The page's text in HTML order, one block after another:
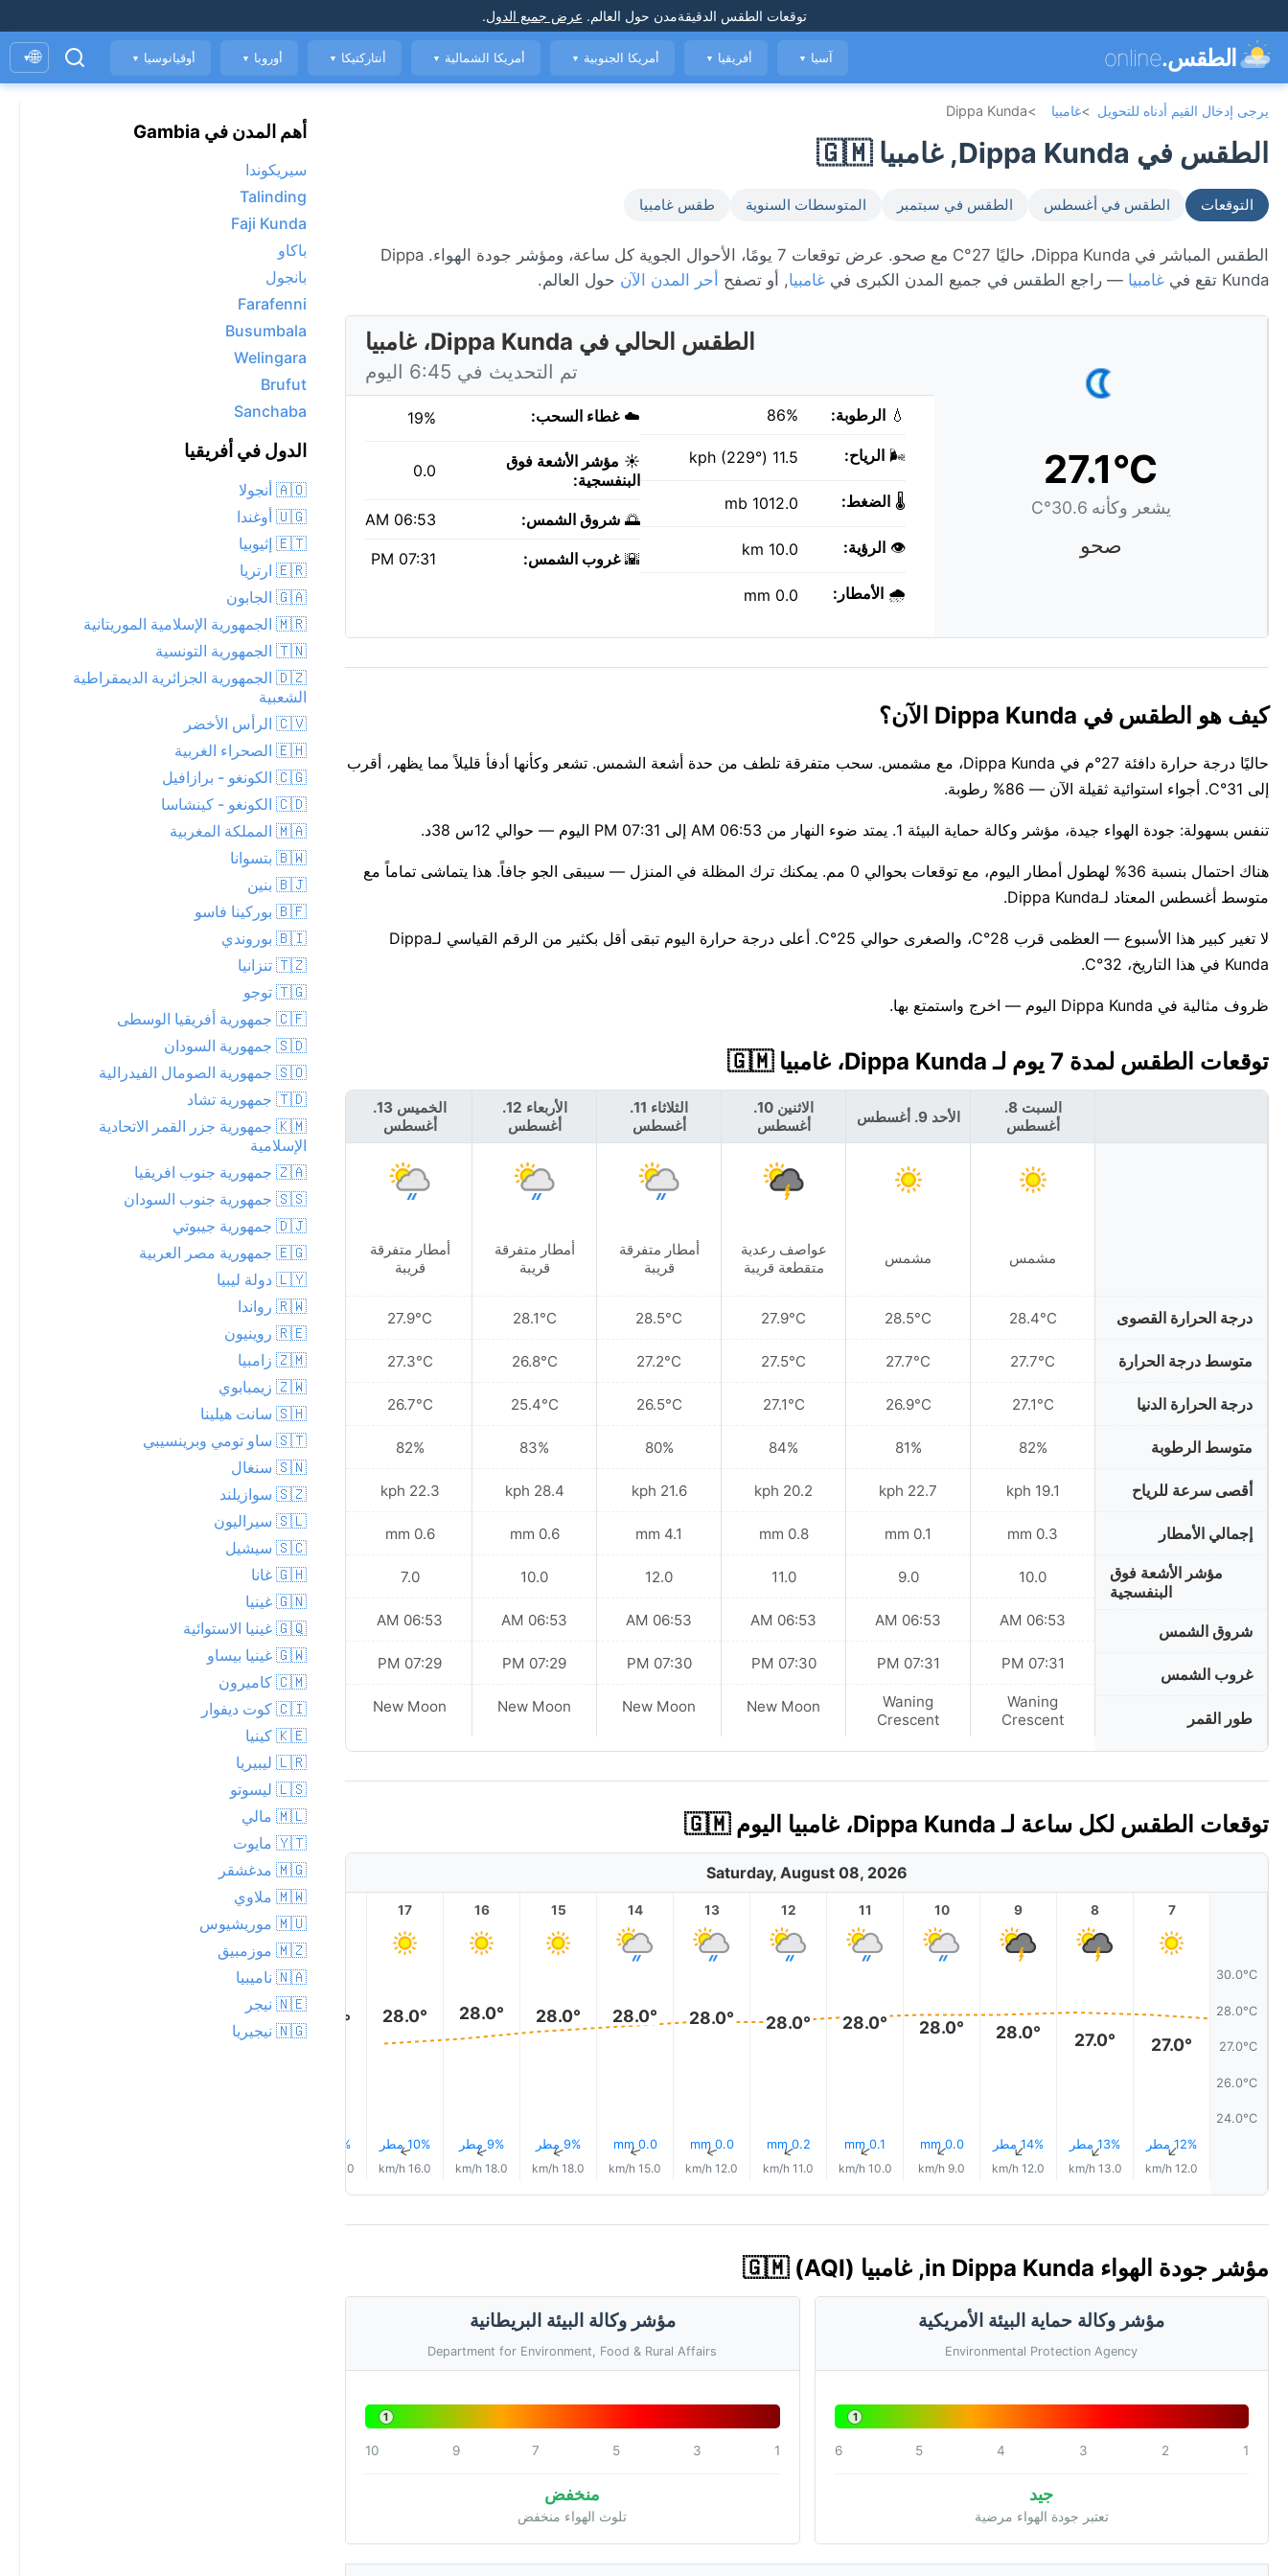
توقعات الطقس الدقيقةمدن حول العالم. عرض جميع الدول.
الطقس.online آسيا ▼ أفريقيا ▼ أمريكا الجنوبية ▼ أمريكا الشمالية ▼ أنتاركتيكا ▼ أوروبا ▼ أوقيانوسيا ▼
🌐
▾
يرجى إدخال القيم أدناه للتحويل >غامبيا >
Dippa Kunda
الطقس في Dippa Kunda, غامبيا 🇬🇲
التوقعات الطقس في أغسطس الطقس في سبتمبر المتوسطات السنوية طقس غامبيا
الطقس المباشر في Dippa Kunda، حاليًا 27°C مع صحو. عرض توقعات 7 يومًا، الأحوال الجوية كل ساعة، ومؤشر جودة الهواء. Dippa
Kunda تقع في
غامبيا — راجع الطقس في جميع المدن الكبرى في غامبيا, أو تصفح أحر المدن الآن حول العالم.
27.1°C
يشعر وكأنه 30.6°C
صحو
الطقس الحالي في Dippa Kunda، غامبيا
تم التحديث في 6:45 اليوم
💧 الرطوبة: 86%
🌬️ الرياح: 11.5 kph (229°)
🌡️ الضغط: 1012.0 mb
👁️ الرؤية: 10.0 km
🌧️ الأمطار: 0.0 mm
☁️غطاء السحب: 19%
☀️ مؤشر الأشعة فوق
البنفسجية:
0.0
🌅 شروق الشمس: 06:53 AM
🌇غروب الشمس: 07:31 PM
كيف هو الطقس في Dippa Kunda الآن؟
حاليًا درجة حرارة دافئة 27°م في Dippa Kunda، مع مشمس. سحب متفرقة تلطف من حدة أشعة الشمس. تشعر وكأنها أدفأ قليلاً مما يظهر، أقرب
إلى 31°C. أجواء استوائية ثقيلة الآن — 86% رطوبة.
تنفس بسهولة: جودة الهواء جيدة، مؤشر وكالة حماية البيئة 1. يمتد ضوء النهار من 06:53 AM إلى 07:31 PM اليوم — حوالي 12س 38د.
هناك احتمال بنسبة 36% لهطول أمطار اليوم، مع توقعات بحوالي 0 مم. يمكنك ترك المظلة في المنزل — سيبقى الجو جافاً. هذا يتماشى تماماً مع
متوسط أغسطس المعتاد لـDippa Kunda.
لا تغير كبير هذا الأسبوع — العظمى قرب 28°C، والصغرى حوالي 25°C. أعلى درجة حرارة اليوم تبقى أقل بكثير من الرقم القياسي لـDippa
Kunda في هذا التاريخ، 32°C.
ظروف مثالية في Dippa Kunda اليوم — اخرج واستمتع بها.
توقعات الطقس لمدة 7 يوم لـ Dippa Kunda، غامبيا 🇬🇲
درجة الحرارة القصوى
متوسط درجة الحرارة
درجة الحرارة الدنيا
متوسط الرطوبة
أقصى سرعة للرياح
إجمالي الأمطار
مؤشر الأشعة فوق
البنفسجية
شروق الشمس
غروب الشمس
طور القمر
السبت 8.
أغسطس
مشمس
28.4°C
27.7°C
27.1°C
82%
19.1 kph
0.3 mm
10.0
06:53 AM
07:31 PM
Waning
Crescent
الأحد 9. أغسطس
مشمس
28.5°C
27.7°C
26.9°C
81%
22.7 kph
0.1 mm
9.0
06:53 AM
07:31 PM
Waning
Crescent
الاثنين 10.
أغسطس
عواصف رعدية
متقطعة قريبة
27.9°C
27.5°C
27.1°C
84%
20.2 kph
0.8 mm
11.0
06:53 AM
07:30 PM
New Moon
الثلاثاء 11.
أغسطس
أمطار متفرقة
قريبة
28.5°C
27.2°C
26.5°C
80%
21.6 kph
4.1 mm
12.0
06:53 AM
07:30 PM
New Moon
الأربعاء 12.
أغسطس
أمطار متفرقة
قريبة
28.1°C
26.8°C
25.4°C
83%
28.4 kph
0.6 mm
10.0
06:53 AM
07:29 PM
New Moon
الخميس 13.
أغسطس
أمطار متفرقة
قريبة
27.9°C
27.3°C
26.7°C
82%
22.3 kph
0.6 mm
7.0
06:53 AM
07:29 PM
New Moon
الجمعة 14.
أغسطس
أمطار متفرقة قريبة
27.5°C
27.2°C
26.8°C
83%
26.3 kph
3.3 mm
7.0
06:53 AM
07:28 PM
Waxing
Crescent
توقعات الطقس لكل ساعة لـ Dippa Kunda، غامبيا اليوم 🇬🇲
Saturday, August 08, 2026
30.0°C
28.0°C
27.0°C
26.0°C
24.0°C
7
27.0°
12% مطر↑
12.0 km/h
8
27.0°
13% مطر↑
13.0 km/h
9
28.0°
14% مطر↑
12.0 km/h
10
28.0°
0.0 mm
↑
9.0 km/h
11
28.0°
0.1 mm
↑
10.0 km/h
12
28.0°
0.2 mm
↑
11.0 km/h
13
28.0°
0.0 mm
↑
12.0 km/h
14
28.0°
0.0 mm
↑
15.0 km/h
15
28.0°
9% مطر↑
18.0 km/h
16
28.0°
9% مطر↑
18.0 km/h
17
28.0°
10% مطر↑
16.0 km/h
28.0°
9% مطر
16.0 km/h
19
28.0°
مؤشر جودة الهواء in Dippa Kunda, غامبيا 🇬🇲 (AQI)
مؤشر وكالة حماية البيئة الأمريكية
Environmental Protection Agency
1
1
2
3
4
5
6
جيد
تعتبر جودة الهواء مرضية
مؤشر وكالة البيئة البريطانية
Department for Environment, Food & Rural Affairs
1
1
3
5
7
9
10
منخفض
تلوث الهواء منخفض
أهم المدن في Gambia
سيريكوندا
Talinding
Faji Kunda
باكاو
بانجول
Farafenni
Busumbala
Welingara
Brufut
Sanchaba
الدول في أفريقيا
🇦🇴 أنجولا
🇺🇬 أوغندا
🇪🇹 إثيوبيا
🇪🇷 ارتريا
🇬🇦 الجابون
🇲🇷 الجمهورية الإسلامية الموريتانية
🇹🇳 الجمهورية التونسية
🇩🇿 الجمهورية الجزائرية الديمقراطية
الشعبية
🇨🇻 الرأس الأخضر
🇪🇭 الصحراء الغربية
🇨🇬 الكونغو - برازافيل
🇨🇩 الكونغو - كينشاسا
🇲🇦 المملكة المغربية
🇧🇼 بتسوانا
🇧🇯 بنين
🇧🇫 بوركينا فاسو
🇧🇮 بوروندي
🇹🇿 تنزانيا
🇹🇬 توجو
🇨🇫 جمهورية أفريقيا الوسطى
🇸🇩 جمهورية السودان
🇸🇴 جمهورية الصومال الفيدرالية
🇹🇩 جمهورية تشاد
🇰🇲 جمهورية جزر القمر الاتحادية
الإسلامية
🇿🇦 جمهورية جنوب افريقيا
🇸🇸 جمهورية جنوب السودان
🇩🇯 جمهورية جيبوتي
🇪🇬 جمهورية مصر العربية
🇱🇾 دولة ليبيا
🇷🇼 رواندا
🇷🇪 روينيون
🇿🇲 زامبيا
🇿🇼 زيمبابوي
🇸🇭 سانت هيلينا
🇸🇹 ساو تومي وبرينسيبي
🇸🇳 سنغال
🇸🇿 سوازيلند
🇸🇱 سيراليون
🇸🇨 سيشيل
🇬🇭 غانا
🇬🇳 غينيا
🇬🇶 غينيا الاستوائية
🇬🇼 غينيا بيساو
🇨🇲 كاميرون
🇨🇮 كوت ديفوار
🇰🇪 كينيا
🇱🇷 ليبيريا
🇱🇸 ليسوتو
🇲🇱 مالي
🇾🇹 مايوت
🇲🇬 مدغشقر
🇲🇼 ملاوي
🇲🇺 موريشيوس
🇲🇿 موزمبيق
🇳🇦 ناميبيا
🇳🇪 نيجر
🇳🇬 نيجيريا